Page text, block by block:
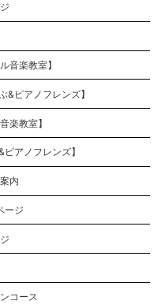
音楽教室】
&ピアノフレンズ】
楽教室】
アノフレンズ】
内
ージ
コース